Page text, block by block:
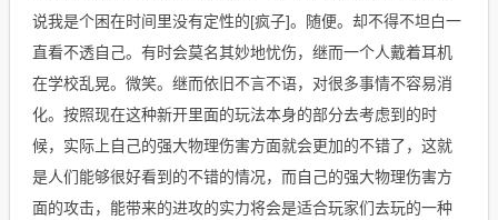
说我是个困在时间里没有定性的[疯子]。随便。却不得不坦白一
直看不透自己。有时会莫名其妙地忧伤，继而一个人戴着耳机
在学校乱晃。微笑。继而依旧不言不语，对很多事情不容易消
化。按照现在这种新开里面的玩法本身的部分去考虑到的时
候，实际上自己的强大物理伤害方面就会更加的不错了，这就
是人们能够很好看到的不错的情况，而自己的强大物理伤害方
面的攻击，能带来的进攻的实力将会是适合玩家们去玩的一种